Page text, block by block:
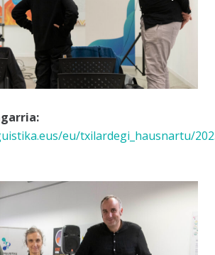
eu/txilardegi_hausnartu/